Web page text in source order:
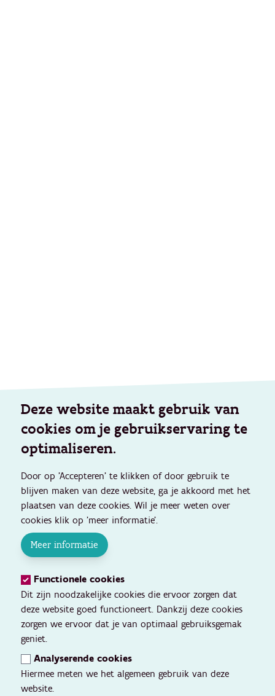
Deze website maakt gebruik van
cookies om je gebruikservaring te
optimaliseren.
Door op 'Accepteren' te klikken of door gebruik te
blijven maken van deze website, ga je akkoord met het
plaatsen van deze cookies. Wil je meer weten over
cookies klik op 'meer informatie'.
Meer informatie
Functionele cookies
Dit zijn noodzakelijke cookies die ervoor zorgen dat
deze website goed functioneert. Dankzij deze cookies
zorgen we ervoor dat je van optimaal gebruiksgemak
geniet.
Analyserende cookies
Hiermee meten we het algemeen gebruik van deze
website.